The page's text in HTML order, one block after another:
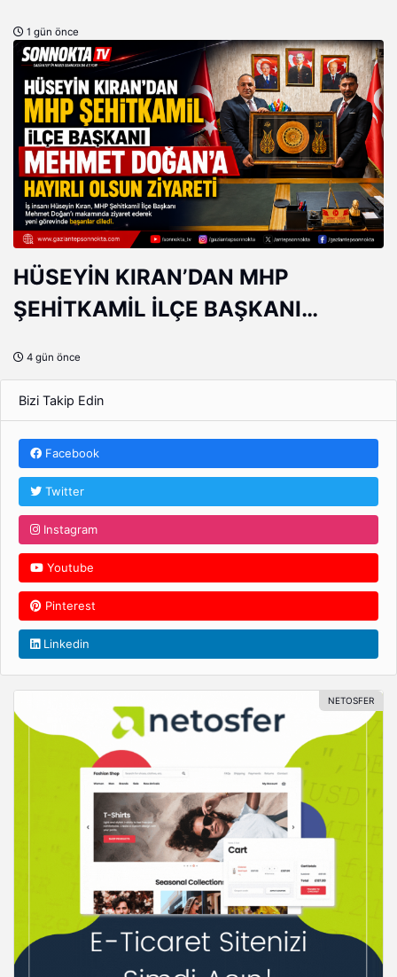
GÜNGÖR
1 gün önce
HÜSEYİN KIRAN’DAN MHP
ŞEHİTKAMİL İLÇE BAŞKANI
4 gün önce
Bizi Takip Edin
Facebook
Twitter
Instagram
Youtube
Pinterest
Linkedin